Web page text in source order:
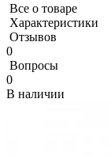
Все о товаре
Характеристики
Отзывов
0
Вопросы
0
В наличии